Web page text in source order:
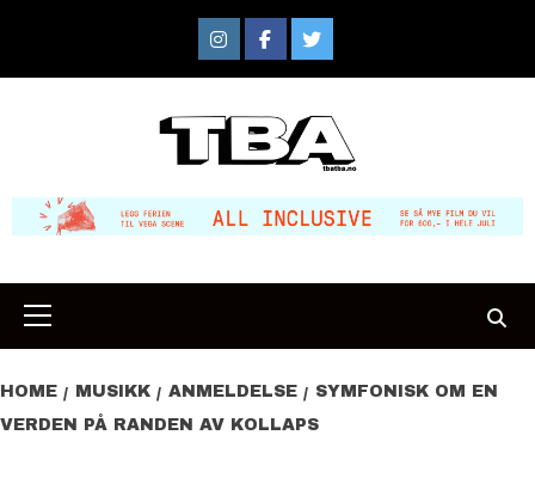
content
InstagramFacebook
Twitter
Primary
Menu
HOME MUSIKK ANMELDELSE
SYMFONISK OM EN
VERDEN PÅ RANDEN AV KOLLAPS